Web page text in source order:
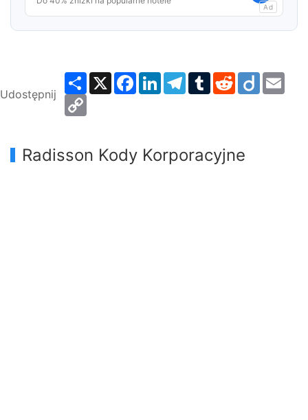
Ad
Udostępnij
ShareX Facebook
LinkedInTelegram
TumblrRedditDiigo
Radisson Kody Korporacyjne